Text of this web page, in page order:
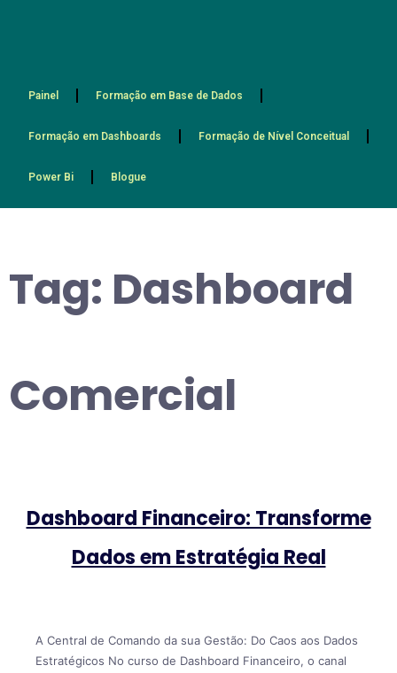
Painel Formação em Base de Dados
Formação em Dashboards Formação de Nível Conceitual
Power Bi Blogue
Tag: Dashboard
Comercial
Dashboard Financeiro: Transforme
Dados em Estratégia Real
A Central de Comando da sua Gestão: Do Caos aos Dados
Estratégicos No curso de Dashboard Financeiro, o canal